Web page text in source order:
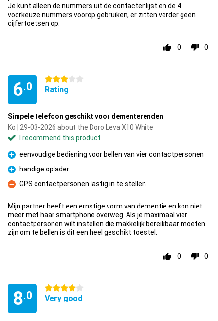
Je kunt alleen de nummers uit de contactenlijst en de 4
voorkeuze nummers voorop gebruiken, er zitten verder geen
cijfertoetsen op.
0 0
6.0
3 stars
Rating
Simpele telefoon geschikt voor dementerenden
Ko | 29-03-2026 about the Doro Leva X10 White
I recommend this product
Pro
eenvoudige bediening voor bellen van vier contactpersonen
Pro
handige oplader
Con
GPS contactpersonen lastig in te stellen
Mijn partner heeft een ernstige vorm van dementie en kon niet
meer met haar smartphone overweg. Als je maximaal vier
contactpersonen wilt instellen die makkelijk bereikbaar moeten
zijn om te bellen is dit een heel geschikt toestel.
0 0
8.0
4 stars
Very good